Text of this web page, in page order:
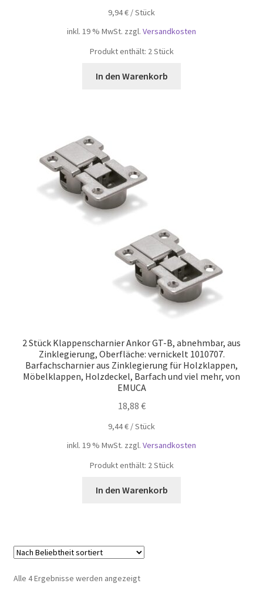
9,94€ /Stück
inkl. 19 % MwSt. zzgl. Versandkosten
Produkt enthält: 2Stück
In den Warenkorb
2 Stück Klappenscharnier Ankor GT-B, abnehmbar, aus
Zinklegierung, Oberfläche: vernickelt 1010707.
Barfachscharnier aus Zinklegierung für Holzklappen,
Möbelklappen, Holzdeckel, Barfach und viel mehr, von
EMUCA
18,88 €
9,44€ /Stück
inkl. 19 % MwSt. zzgl. Versandkosten
Produkt enthält: 2Stück
In den Warenkorb
Alle 4 Ergebnisse werden angezeigtNach